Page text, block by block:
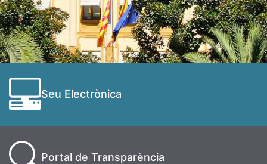
Seu Electrònica
Portal de Transparència